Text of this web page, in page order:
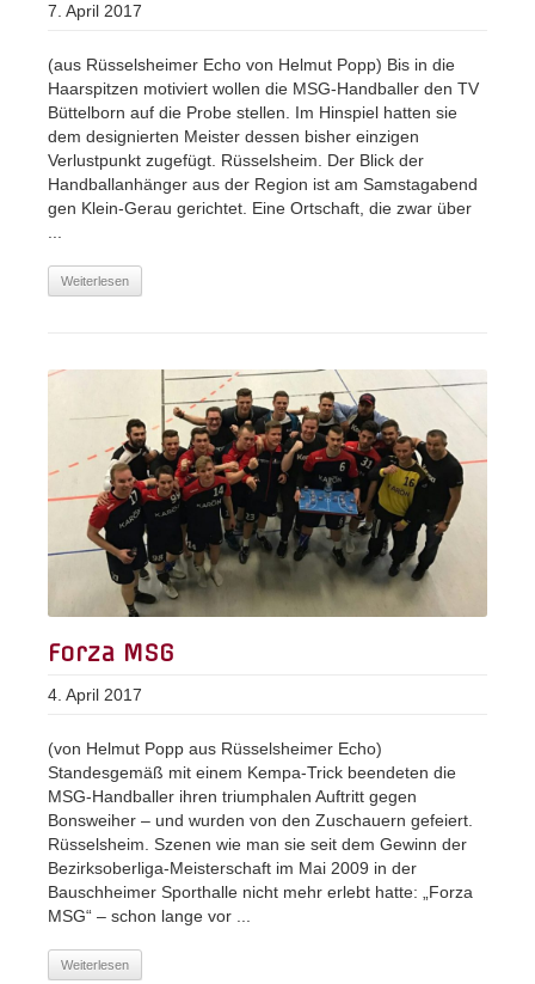
7. April 2017
(aus Rüsselsheimer Echo von Helmut Popp) Bis in die
Haarspitzen motiviert wollen die MSG-Handballer den TV
Büttelborn auf die Probe stellen. Im Hinspiel hatten sie
dem designierten Meister dessen bisher einzigen
Verlustpunkt zugefügt. Rüsselsheim. Der Blick der
Handballanhänger aus der Region ist am Samstagabend
gen Klein-Gerau gerichtet. Eine Ortschaft, die zwar über
Weiterlesen
Forza MSG
4. April 2017
(von Helmut Popp aus Rüsselsheimer Echo)
Standesgemäß mit einem Kempa-Trick beendeten die
MSG-Handballer ihren triumphalen Auftritt gegen
Bonsweiher – und wurden von den Zuschauern gefeiert.
Rüsselsheim. Szenen wie man sie seit dem Gewinn der
Bezirksoberliga-Meisterschaft im Mai 2009 in der
Bauschheimer Sporthalle nicht mehr erlebt hatte: „Forza
MSG“ – schon lange vor ...
Weiterlesen